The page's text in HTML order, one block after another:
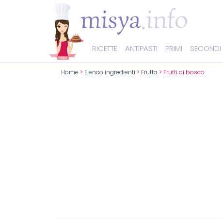
RICETTE ANTIPASTI PRIMI SECONDI
Home > Elenco ingredienti > Frutta > Frutti di bosco